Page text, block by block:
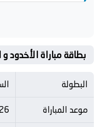
بطاقة مباراة الأخدود و
البطولة
موعد المباراة